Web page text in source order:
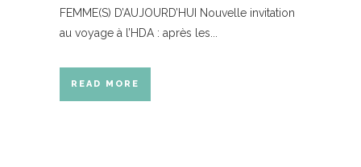
FEMME(S) D’AUJOURD’HUI Nouvelle invitation
au voyage à l’HDA : après les...
READ MORE